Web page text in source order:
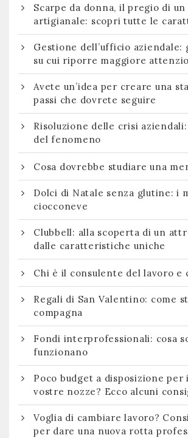
Scarpe da donna, il pregio di un
artigianale: scopri tutte le
Gestione dell’ufficio aziendale:
su cui riporre maggiore
Avete un’idea per creare una
passi che dovrete seguire
Risoluzione delle crisi
del fenomeno
Cosa dovrebbe studiare una
Dolci di Natale senza glutine: i
ciocconeve
Clubbell: alla scoperta di un
dalle caratteristiche uniche
Chi è il consulente del lavoro e
Regali di San Valentino: come
compagna
Fondi interprofessionali: cosa
funzionano
Poco budget a disposizione
vostre nozze? Ecco alcuni
Voglia di cambiare lavoro?
per dare una nuova rotta